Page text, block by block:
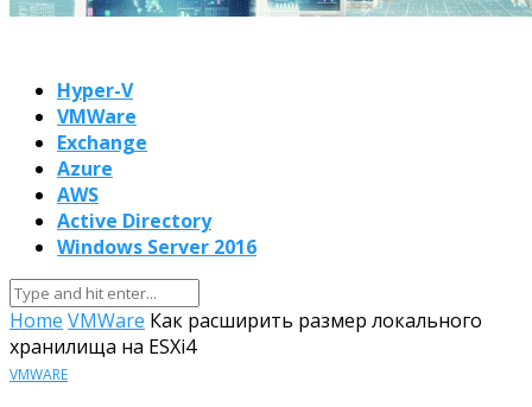
Hyper-V
VMWare
Exchange
Azure
AWS
Active Directory
Windows Server 2016
Home VMWare Как расширить размер локального
хранилища на ESXi4
VMWARE